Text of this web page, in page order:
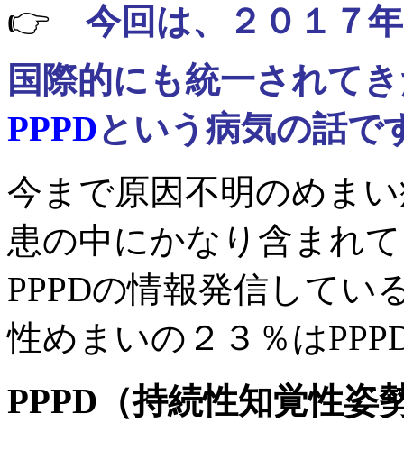
👉 今回は、２０１７
国際的にも統一されて
PPPDという病気の話で
今まで原因不明のめま
患の中にかなり含まれ
PPPDの情報発信してい
性めまいの２３％は
PPPD（持続性知覚性姿